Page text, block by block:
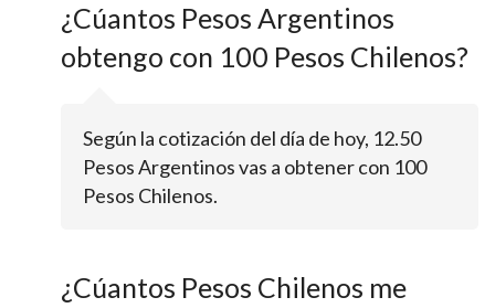
¿Cúantos Pesos Argentinos
obtengo con 100 Pesos Chilenos?
Según la cotización del día de hoy, 12.50
Pesos Argentinos vas a obtener con 100
Pesos Chilenos.
¿Cúantos Pesos Chilenos me